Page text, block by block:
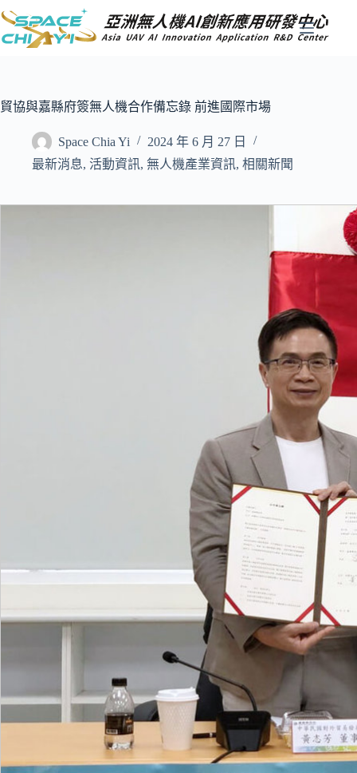
跳
主
容
貿協與嘉縣府簽無人機合作備忘錄 前進國際市場
Space Chia Yi
2024 年 6 月 27 日
最新消息, 活動資訊, 無人機產業資訊, 相關新聞